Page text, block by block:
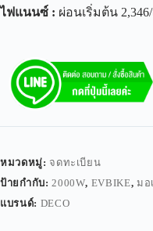
ไฟแนนซ์ : ผ่อนเริ่มต้น
หมวดหมู่: จดทะเบียน
ป้ายกำกับ: 2000W, EVBIKE, มอ
แบรนด์: DECO